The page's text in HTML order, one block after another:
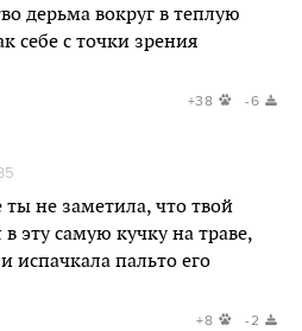
дерьма вокруг в теплую
себе с точки зрения
+38 -6
не заметила, что твой
эту самую кучку на траве,
испачкала пальто его
+8 -2